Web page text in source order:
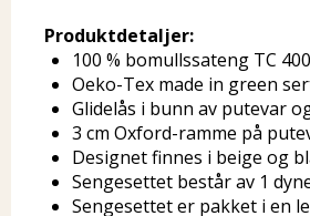
Produktdetaljer:
100 %
Oeko-Tex made in green
Glidelås i bunn av putevar
3 cm Oxford-ramme på
Designet finnes i beige og
Sengesettet består av 1
Sengesettet er pakket i en